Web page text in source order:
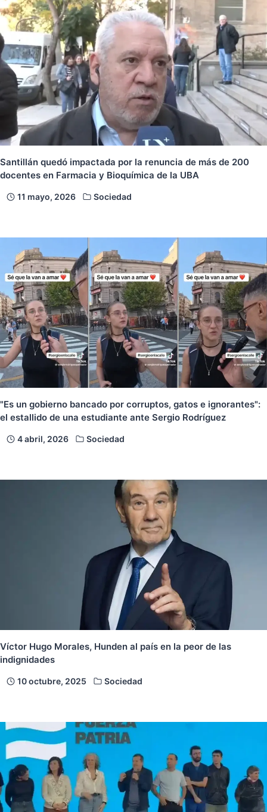
Santillán quedó impactada por la renuncia de más de 200
docentes en Farmacia y Bioquímica de la UBA
11 mayo, 2026 Sociedad
"Es un gobierno bancado por corruptos, gatos e ignorantes":
el estallido de una estudiante ante Sergio Rodríguez
4 abril, 2026 Sociedad
Víctor Hugo Morales, Hunden al país en la peor de las
indignidades
10 octubre, 2025 Sociedad